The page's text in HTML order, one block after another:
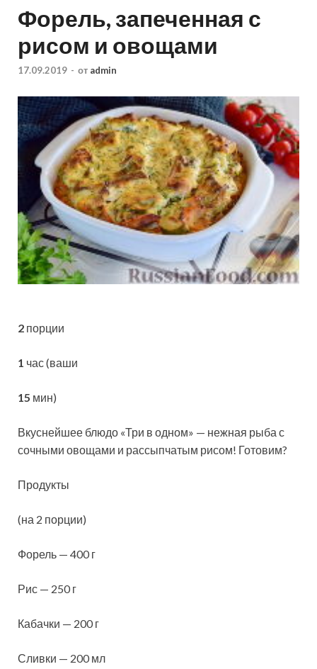
Форель, запеченная с
рисом и овощами
17.09.2019 - от admin
2 порции
1 час (ваши
15 мин)
Вкуснейшее блюдо «Три в одном» — нежная рыба с
сочными овощами и рассыпчатым рисом! Готовим?
Продукты
(на 2 порции)
Форель — 400 г
Рис — 250 г
Кабачки — 200 г
Сливки — 200 мл